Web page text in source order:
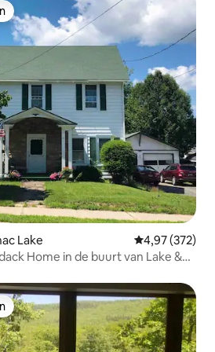
Lake Gemiddelde
4,97 (372)
Home in de buurt van Lake &